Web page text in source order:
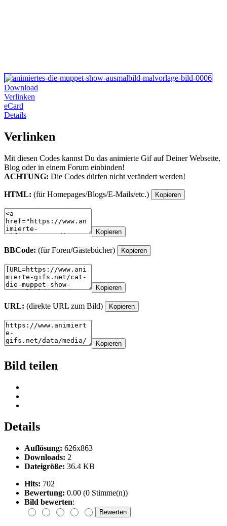
Download
Verlinken
eCard
Details
Verlinken
Mit diesen Codes kannst Du das animierte Gif auf Deiner Webseite,
Blog oder in einem Forum einbinden!
ACHTUNG: Die Codes dürfen nicht verändert werden!
HTML: (für Homepages/Blogs/E-Mails/etc.) Kopieren
Kopieren
BBCode: (für Foren/Gästebücher) Kopieren
Kopieren
URL: (direkte URL zum Bild) Kopieren
Kopieren
Bild teilen
Details
Auflösung: 626x863
Downloads: 2
Dateigröße: 36.4 KB
Hits: 702
Bewertung: 0.00 (0 Stimme(n))
Bild bewerten: